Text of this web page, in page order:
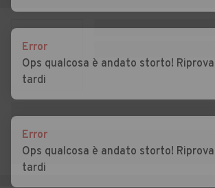
Auto usate Crosio della
Valle
Monte
Auto usate Curiglia con
Monteviasco
Error
Ops qualcosa è andato storto!
tardi
Error
Ops qualcosa è andato storto!
tardi